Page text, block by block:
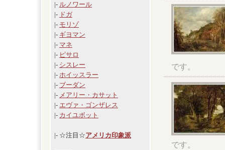
|- ルノワール
|- ドガ
|- モリゾ
|- ギヨマン
|- マネ
|- ピサロ
|- シスレー
|- ホイッスラー
|- ブーダン
|- メアリー・カサット
|- エヴァ・ゴンザレス
|- カイユボット
|- ☆注目☆アメリカ印象派
です。
です。